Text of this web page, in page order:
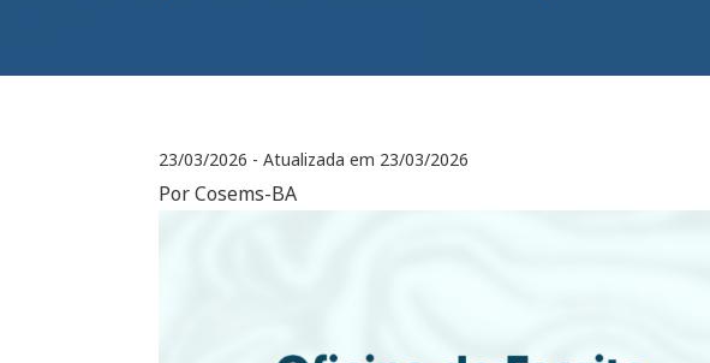
23/03/2026 - Atualizada em 23/03/2026
Por Cosems-BA